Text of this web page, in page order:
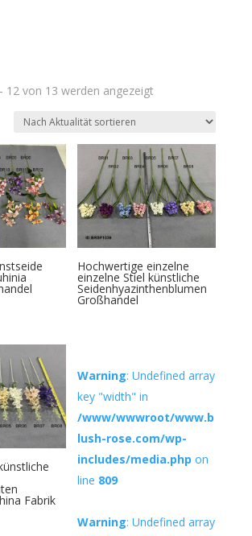
12 von 13 werden angezeigtNach
Hochwertige einzelne
einzelne Stiel künstliche
Seidenhyazinthenblumen
Großhandel
Fabrik
Warning: Undefined array
key "width" in
/www/wwwroot/www.b
lush-rose.com/wp-
includes/media.php on
line 809
Warning: Undefined array